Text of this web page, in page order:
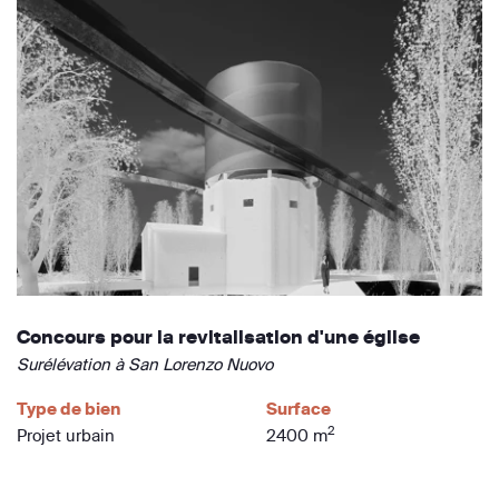
Concours pour la revitalisation d'une église
Surélévation à San Lorenzo Nuovo
Type de bien
Projet urbain
Surface
2400 m2